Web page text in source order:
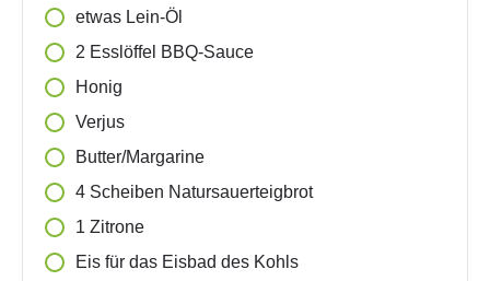
etwas Lein-Öl
2 Esslöffel BBQ-Sauce
Honig
Verjus
Butter/Margarine
4 Scheiben Natursauerteigbrot
1 Zitrone
Eis für das Eisbad des Kohls